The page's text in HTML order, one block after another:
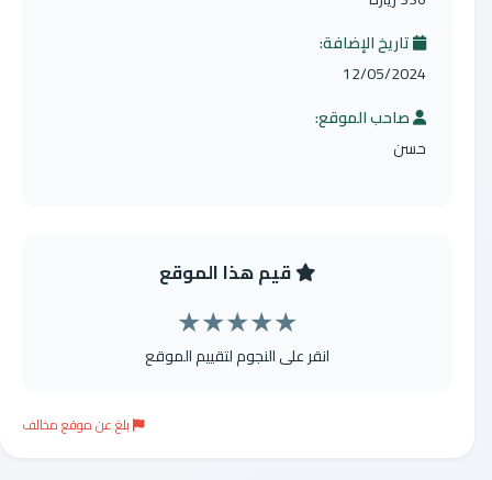
تاريخ الإضافة:
12/05/2024
صاحب الموقع:
حسن
قيم هذا الموقع
★
★
★
★
★
انقر على النجوم لتقييم الموقع
بلغ عن موقع مخالف